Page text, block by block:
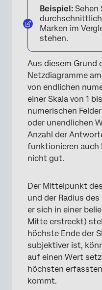
Beispiel: Sehen
Marken im
stehen.
Aus diesem Grund
Netzdiagramme
von endlichen
einer Skala von 1
numerischen
oder unendlichen
Anzahl der
funktionieren auch
nicht gut.
Der Mittelpunkt
und der Radius des
er sich in einer
Mitte erstreckt)
höchste Ende der
subjektiver ist,
auf einen Wert
höchsten
kommt.